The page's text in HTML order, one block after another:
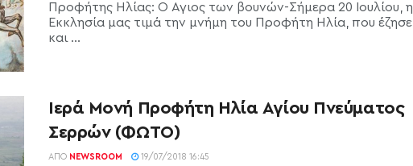
Προφήτης Ηλίας: Ο Άγιος των βουνών-Σήμερα 20 Ιουλίου, η
Εκκλησία μας τιμά την μνήμη του Προφήτη Ηλία, που έζησε
και ...
Ιερά Μονή Προφήτη Ηλία Αγίου Πνεύματος
Σερρών (ΦΩΤΟ)
ΑΠΌ NEWSROOM 19/07/2018 16:45